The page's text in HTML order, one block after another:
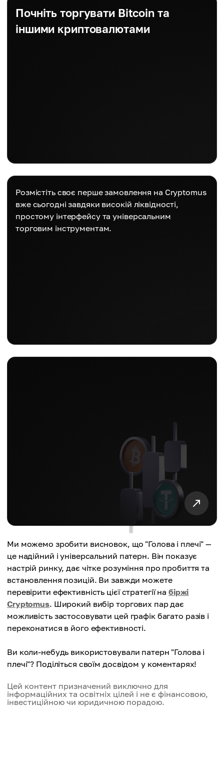
Почніть торгувати Bitcoin та
іншими криптовалютами
Розмістіть своє перше замовлення на Cryptomus
вже сьогодні завдяки високій ліквідності,
простому інтерфейсу та універсальним
торговим інструментам.
Ми можемо зробити висновок, що "Голова і плечі" —
це надійний і універсальний патерн. Він показує
настрій ринку, дає чітке розуміння про пробиття та
встановлення позицій. Ви завжди можете
перевірити ефективність цієї стратегії на біржі
Cryptomus. Широкий вибір торгових пар дає
можливість застосовувати цей графік багато разів і
переконатися в його ефективності.
Ви коли-небудь використовували патерн "Голова і
плечі"? Поділіться своїм досвідом у коментарях!
Цей контент призначений виключно для
інформаційних та освітніх цілей і не є фінансовою,
інвестиційною чи юридичною порадою.